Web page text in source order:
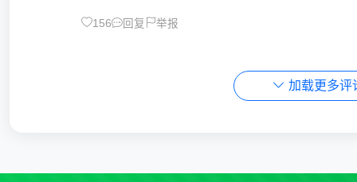
156 回复 举报
加载更多评